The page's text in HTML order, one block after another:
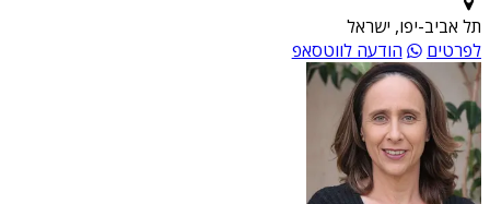
תל אביב-יפו, ישראל
לפרטים
הודעה לווטסאפ